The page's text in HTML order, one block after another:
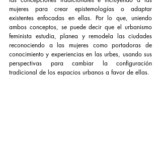
mujeres para crear epistemologías o adaptar
existentes enfocadas en ellas. Por lo que, uniendo
ambos conceptos, se puede decir que el urbanismo
feminista estudia, planea y remodela las ciudades
reconociendo a las mujeres como portadoras de
conocimiento y experiencias en las urbes, usando sus
perspectivas para cambiar la configuración
tradicional de los espacios urbanos a favor de ellas.